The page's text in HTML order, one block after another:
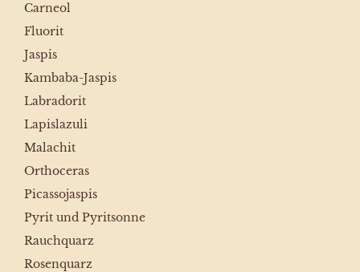
Carneol
Fluorit
Jaspis
Kambaba-Jaspis
Labradorit
Lapislazuli
Malachit
Orthoceras
Picassojaspis
Pyrit und Pyritsonne
Rauchquarz
Rosenquarz